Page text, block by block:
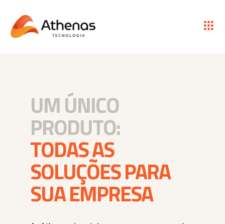
UM ÚNICO
PRODUTO:
TODAS AS
SOLUÇÕES PARA
SUA EMPRESA